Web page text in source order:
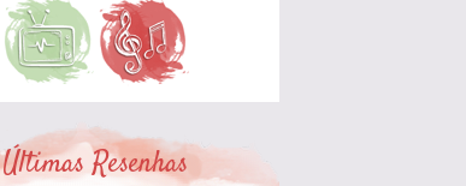
Últimas Resenhas